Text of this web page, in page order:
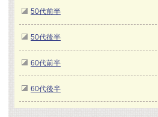
50代前半
50代後半
60代前半
60代後半